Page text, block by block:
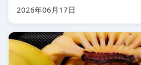
2026年06月17日